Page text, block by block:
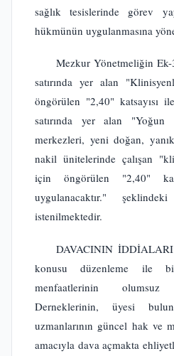
sağlık tesislerinde görev
hükmünün uygulanmasına
Mezkur Yönetmeliğin Ek-
satırında yer alan
öngörülen "2,40" katsayısı
satırında yer alan "Yoğun
merkezleri, yeni doğan,
nakil ünitelerinde çalışan
için öngörülen "2,40"
uygulanacaktır."
istenilmektedir.
DAVACININ
konusu düzenleme ile
menfaatlerinin
Derneklerinin, üyesi
uzmanlarının güncel hak ve
amacıyla dava açmakta